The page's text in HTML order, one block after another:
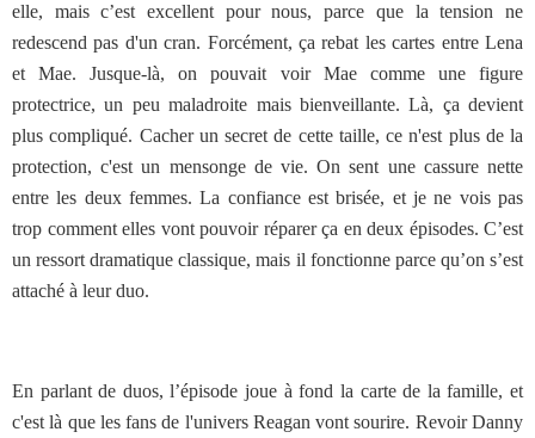
elle, mais c’est excellent pour nous, parce que la tension ne
redescend pas d'un cran. Forcément, ça rebat les cartes entre Lena
et Mae. Jusque-là, on pouvait voir Mae comme une figure
protectrice, un peu maladroite mais bienveillante. Là, ça devient
plus compliqué. Cacher un secret de cette taille, ce n'est plus de la
protection, c'est un mensonge de vie. On sent une cassure nette
entre les deux femmes. La confiance est brisée, et je ne vois pas
trop comment elles vont pouvoir réparer ça en deux épisodes. C’est
un ressort dramatique classique, mais il fonctionne parce qu’on s’est
attaché à leur duo.
En parlant de duos, l’épisode joue à fond la carte de la famille, et
c'est là que les fans de l'univers Reagan vont sourire. Revoir Danny